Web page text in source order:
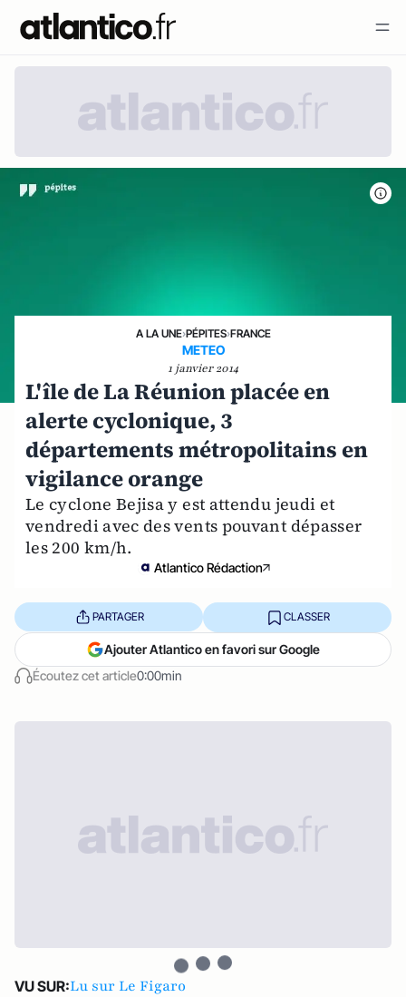
A LA UNE›PÉPITES›FRANCE
METEO
1 janvier 2014
L'île de La Réunion placée en
alerte cyclonique, 3
départements métropolitains en
vigilance orange
Le cyclone Bejisa y est attendu jeudi et
vendredi avec des vents pouvant dépasser
les 200 km/h.
Atlantico Rédaction
Écoutez cet article0:00min
PARTAGER CLASSER
Ajouter Atlantico en favori sur Google
VU SUR:Lu sur Le Figaro